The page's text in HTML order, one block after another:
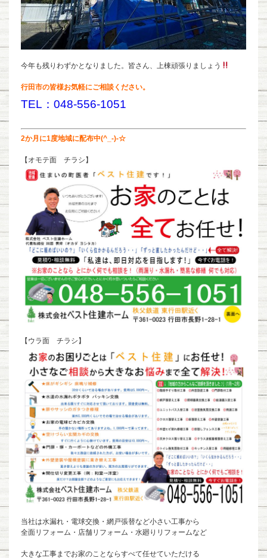
今年も残りわずかとなりました。皆さん、上棟頑張りましょう
行田市の皆様お気軽にご相談ください。
TEL：048-556-1051
2か月に1度地域に配布中(^_-)-☆
【オモテ面 チラシ】
【ウラ面 チラシ】
当社は水漏れ・電球交換・網戸張替など小さい工事から
全面リフォーム・店舗リフォーム・水廻りリフォームなど
大きな工事までお家のことならすべて任せていただける